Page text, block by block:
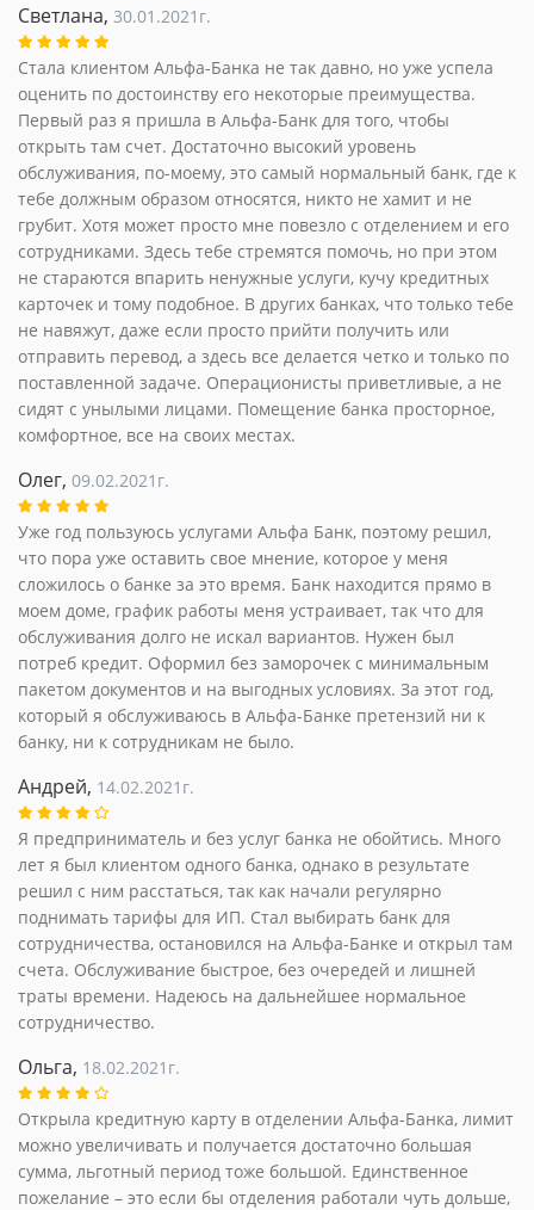
Светлана, 30.01.2021г.
Стала клиентом Альфа-Банка не так давно, но уже успела
оценить по достоинству его некоторые преимущества.
Первый раз я пришла в Альфа-Банк для того, чтобы
открыть там счет. Достаточно высокий уровень
обслуживания, по-моему, это самый нормальный банк, где к
тебе должным образом относятся, никто не хамит и не
грубит. Хотя может просто мне повезло с отделением и его
сотрудниками. Здесь тебе стремятся помочь, но при этом
не стараются впарить ненужные услуги, кучу кредитных
карточек и тому подобное. В других банках, что только тебе
не навяжут, даже если просто прийти получить или
отправить перевод, а здесь все делается четко и только по
поставленной задаче. Операционисты приветливые, а не
сидят с унылыми лицами. Помещение банка просторное,
комфортное, все на своих местах.
Олег, 09.02.2021г.
Уже год пользуюсь услугами Альфа Банк, поэтому решил,
что пора уже оставить свое мнение, которое у меня
сложилось о банке за это время. Банк находится прямо в
моем доме, график работы меня устраивает, так что для
обслуживания долго не искал вариантов. Нужен был
потреб кредит. Оформил без заморочек с минимальным
пакетом документов и на выгодных условиях. За этот год,
который я обслуживаюсь в Альфа-Банке претензий ни к
банку, ни к сотрудникам не было.
Андрей, 14.02.2021г.
Я предприниматель и без услуг банка не обойтись. Много
лет я был клиентом одного банка, однако в результате
решил с ним расстаться, так как начали регулярно
поднимать тарифы для ИП. Стал выбирать банк для
сотрудничества, остановился на Альфа-Банке и открыл там
счета. Обслуживание быстрое, без очередей и лишней
траты времени. Надеюсь на дальнейшее нормальное
сотрудничество.
Ольга, 18.02.2021г.
Открыла кредитную карту в отделении Альфа-Банка, лимит
можно увеличивать и получается достаточно большая
сумма, льготный период тоже большой. Единственное
пожелание – это если бы отделения работали чуть дольше,